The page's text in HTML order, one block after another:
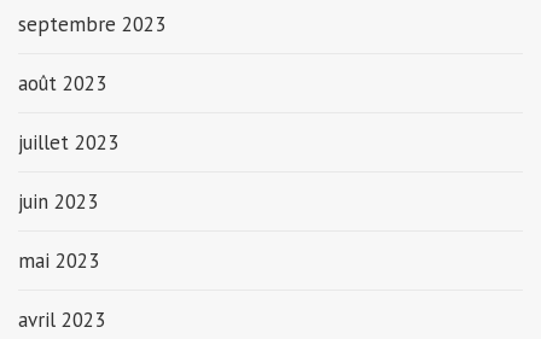
septembre 2023
août 2023
juillet 2023
juin 2023
mai 2023
avril 2023